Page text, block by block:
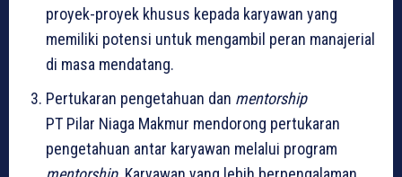
proyek-proyek khusus kepada karyawan yang
memiliki potensi untuk mengambil peran manajerial
di masa mendatang.
Pertukaran pengetahuan dan mentorship
PT Pilar Niaga Makmur mendorong pertukaran
pengetahuan antar karyawan melalui program